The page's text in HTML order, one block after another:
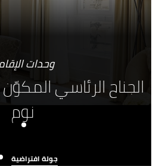
وحدات
الجناح الرئاسي
نوم
جولة افتراضية